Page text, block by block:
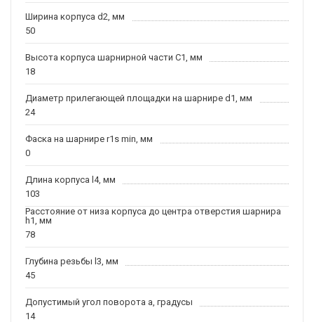
Ширина корпуса d2, мм
50
Высота корпуса шарнирной части C1, мм
18
Диаметр прилегающей площадки на шарнире d1, мм
24
Фаска на шарнире r1s min, мм
0
Длина корпуса l4, мм
103
Расстояние от низа корпуса до центра отверстия шарнира
h1, мм
78
Глубина резьбы l3, мм
45
Допустимый угол поворота a, градусы
14